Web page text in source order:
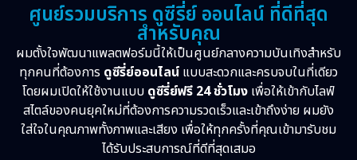
ศูนย์รวมบริการ ดูซีรี่ย์ ออนไลน์ ที่ดีที่สุด
สำหรับคุณ
ผมตั้งใจพัฒนาแพลตฟอร์มนี้ให้เป็นศูนย์กลางความบันเทิงสำหรับ
ทุกคนที่ต้องการ ดูซีรี่ย์ออนไลน์ แบบสะดวกและครบจบในที่เดียว
โดยผมเปิดให้ใช้งานแบบ ดูซีรี่ย์ฟรี 24 ชั่วโมง เพื่อให้เข้ากับไลฟ์
สไตล์ของคนยุคใหม่ที่ต้องการความรวดเร็วและเข้าถึงง่าย ผมยัง
ใส่ใจในคุณภาพทั้งภาพและเสียง เพื่อให้ทุกครั้งที่คุณเข้ามารับชม
ได้รับประสบการณ์ที่ดีที่สุดเสมอ